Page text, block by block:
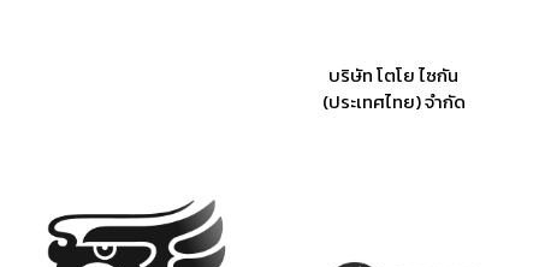
บริษัท โตโย ไซกัน
(ประเทศไทย) จำกัด